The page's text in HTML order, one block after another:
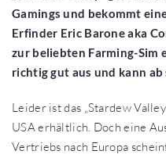
Gamings und bekommt
Erfinder Eric Barone aka
zur beliebten Farming-Sim
richtig gut aus und kann
Leider ist das „Stardew
USA erhältlich. Doch eine
Vertriebs nach Europa